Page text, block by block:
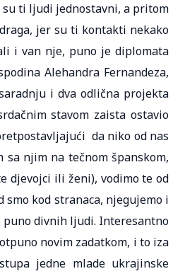
ti ljudi jednostavni, a pritom
jer su ti kontakti nekako
i van nje, puno je diplomata
Alehandra Fernandeza,
i dva odlična projekta
stavom zaista ostavio
da niko od nas
sa njim na tečnom španskom,
djevojci ili ženi), vodimo te od
smo kod stranaca, njegujemo i
puno divnih ljudi. Interesantno
novim zadatkom, i to iza
jedne mlade ukrajinske